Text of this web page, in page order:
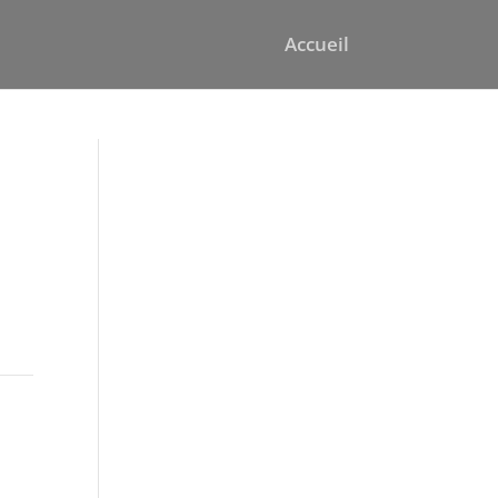
Accueil